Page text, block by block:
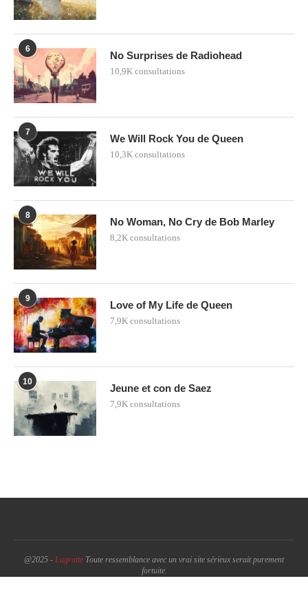
6
No Surprises de Radiohead
10,9K consultations
7
We Will Rock You de Queen
10,3K consultations
8
No Woman, No Cry de Bob Marley
8,2K consultations
9
Love of My Life de Queen
7,9K consultations
10
Jeune et con de Saez
7,9K consultations
@2025 - Lagratte Toute ressemblance avec un vrai site sérieux serait purement
fortuite.